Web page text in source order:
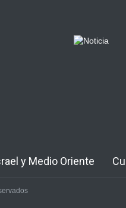
y Medio Oriente